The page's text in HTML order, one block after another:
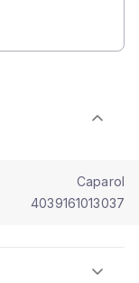
Caparol
4039161013037